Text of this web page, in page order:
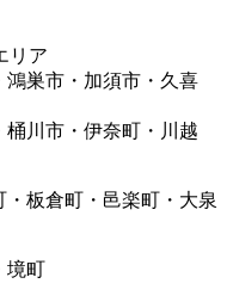
リア
巣市・加須市・久喜
市・伊奈町・川越
板倉町・邑楽町・大泉
境町